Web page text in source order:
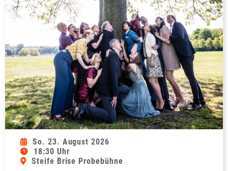
So. 23. August 2026
18:30 Uhr
Steife Brise Probebühne